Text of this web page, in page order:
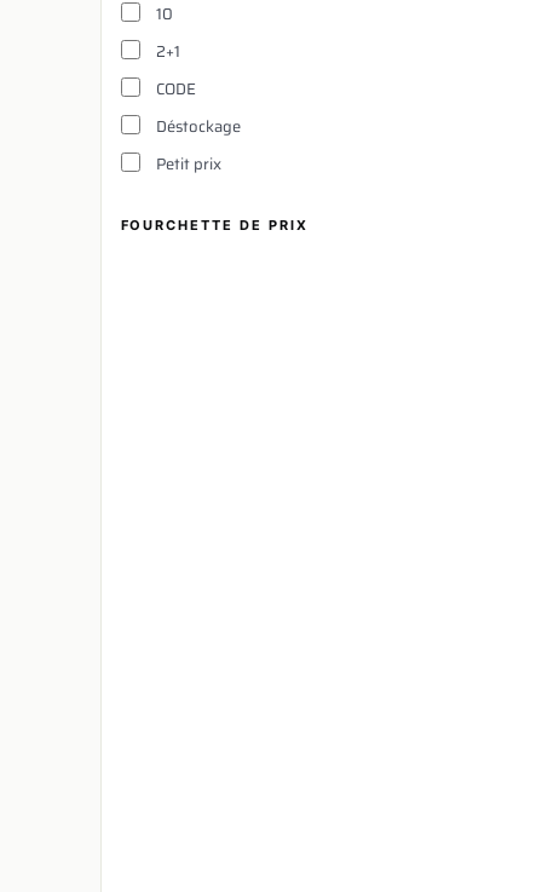
10
2+1
CODE
Déstockage
Petit prix
FOURCHETTE DE PRIX